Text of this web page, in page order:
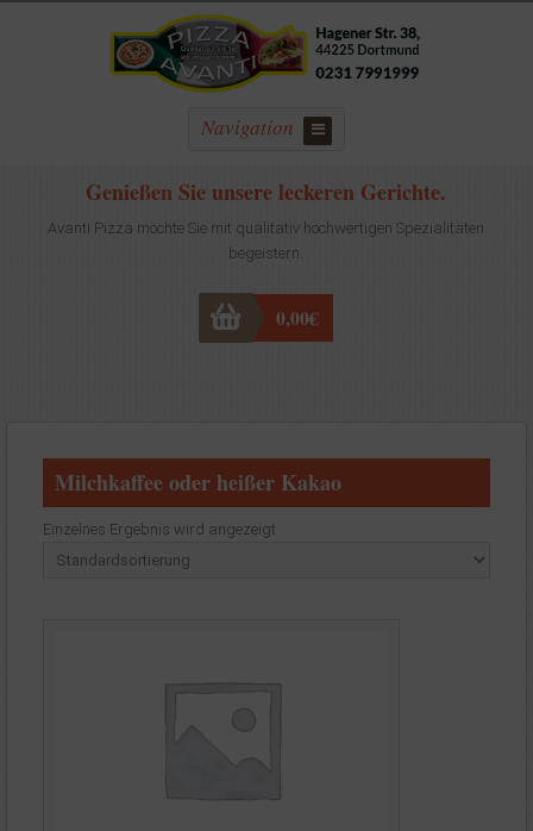
Navigation
Genießen Sie unsere leckeren Gerichte.
Avanti Pizza möchte Sie mit qualitativ hochwertigen Spezialitäten
begeistern.
0,00€
Milchkaffee oder heißer Kakao
Einzelnes Ergebnis wird angezeigt